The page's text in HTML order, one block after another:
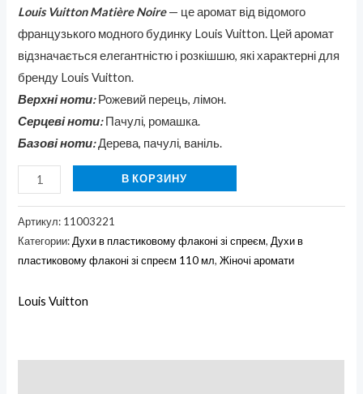
Louis Vuitton Matière Noire— це аромат від відомого
французького модного будинку Louis Vuitton. Цей аромат
відзначається елегантністю і розкішшю, які характерні для
бренду Louis Vuitton.
Верхні ноти:Рожевий перець, лімон.
Серцеві ноти:Пачулі, ромашка.
Базові ноти:Дерева, пачулі, ваніль.
В КОРЗИНУ
Артикул: 11003221
Категории:Духи в пластиковому флаконі зі спреєм,Духи в
пластиковому флаконі зі спреєм 110 мл,Жіночі аромати
Louis Vuitton